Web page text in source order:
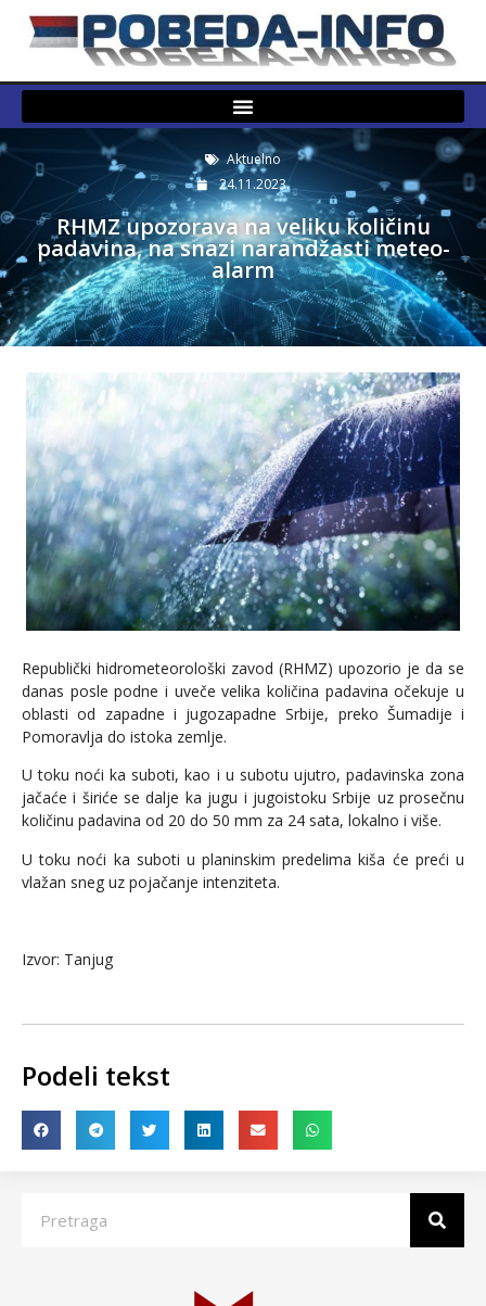
Aktuelno
24.11.2023.
RHMZ upozorava na veliku količinu
padavina, na snazi narandžasti meteo-
alarm
Republički hidrometeorološki zavod (RHMZ) upozorio je da se
danas posle podne i uveče velika količina padavina očekuje u
oblasti od zapadne i jugozapadne Srbije, preko Šumadije i
Pomoravlja do istoka zemlje.
U toku noći ka suboti, kao i u subotu ujutro, padavinska zona
jačaće i širiće se dalje ka jugu i jugoistoku Srbije uz prosečnu
količinu padavina od 20 do 50 mm za 24 sata, lokalno i više.
U toku noći ka suboti u planinskim predelima kiša će preći u
vlažan sneg uz pojačanje intenziteta.
Izvor: Tanjug
Podeli tekst